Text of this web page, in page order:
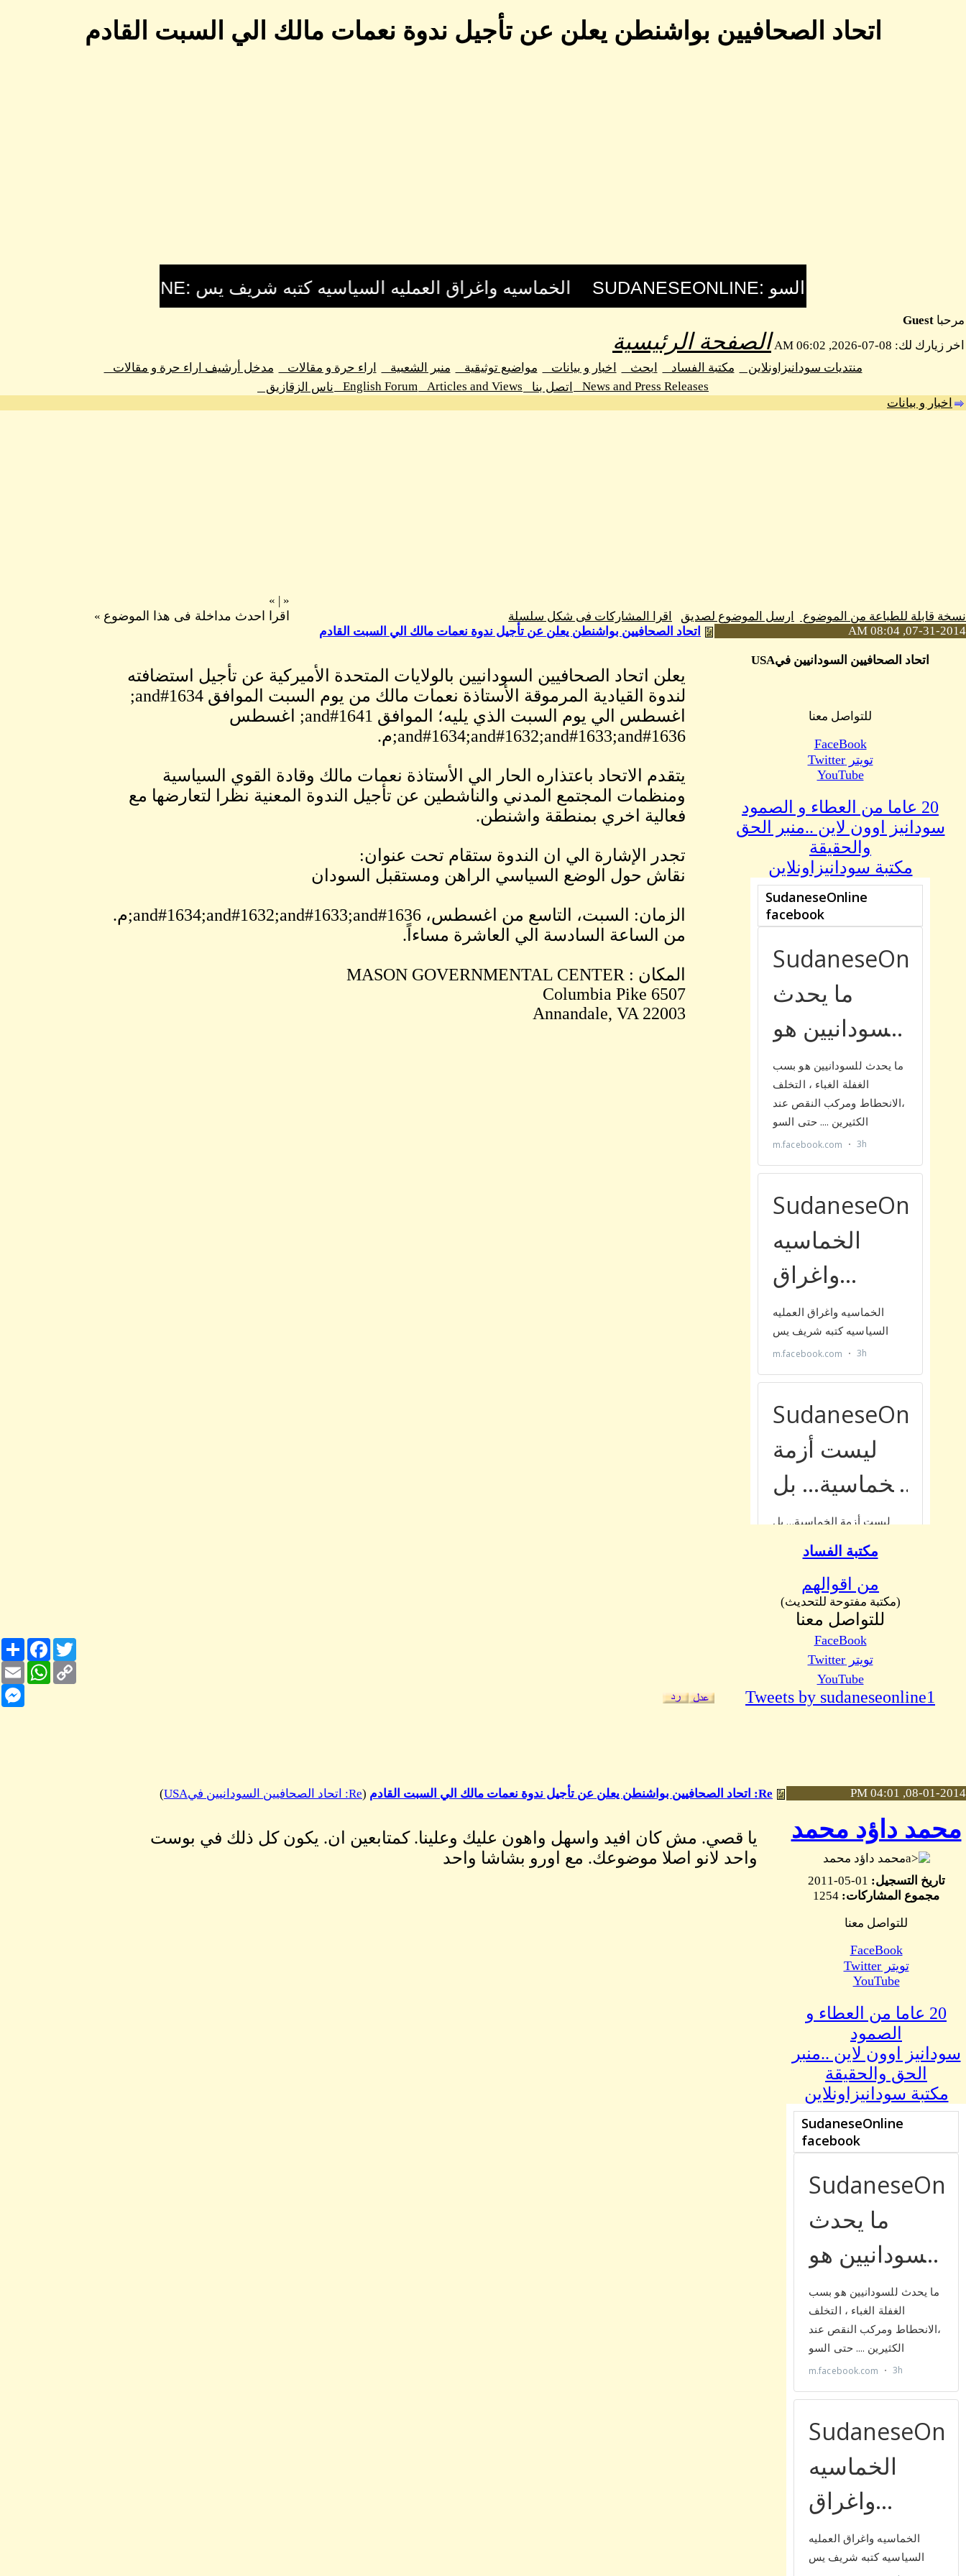
اتحاد الصحافيين بواشنطن يعلن عن تأجيل ندوة نعمات مالك الي السبت القادم
مرحبا Guest
اخر زيارك لك: 08-07-2026, 06:02 AM
الصفحة الرئيسية
منتديات سودانيزاونلاين مكتبة الفساد ابحث اخبار و بيانات مواضيع توثيقية منبر الشعبية اراء حرة و مقالات
مدخل أرشيف اراء حرة و مقالات
News and Press Releases
اتصل بنا Articles and Views
English Forum
ناس الزقازيق
اخبار و بيانات
نسخة قابلة للطباعة من الموضوع ارسل الموضوع لصديق اقرا المشاركات فى شكل سلسلة
«
|
»
اقرا احدث مداخلة فى هذا الموضوع »
07-31-2014, 08:04 AM
اتحاد الصحافيين السودانيين فيUSA
للتواصل معنا
FaceBook
تويتر Twitter
YouTube
20 عاما من العطاء و الصمود
سودانيز اوون لاين ..منبر الحق
والحقيقة
مكتبة سودانيزاونلاين
مكتبة الفساد
من اقوالهم
(مكتبة مفتوحة للتحديث)
للتواصل معنا
FaceBook
تويتر Twitter
YouTube
Tweets by sudaneseonline1
اتحاد الصحافيين بواشنطن يعلن عن تأجيل ندوة نعمات مالك الي السبت القادم
يعلن اتحاد الصحافيين السودانيين بالولايات المتحدة الأميركية عن تأجيل استضافته
لندوة القيادية المرموقة الأستاذة نعمات مالك من يوم السبت الموافق and#1634;
اغسطس الي يوم السبت الذي يليه؛ الموافق and#1641; اغسطس
and#1634;and#1632;and#1633;and#1636;م.
يتقدم الاتحاد باعتذاره الحار الي الأستاذة نعمات مالك وقادة القوي السياسية
ومنظمات المجتمع المدني والناشطين عن تأجيل الندوة المعنية نظرا لتعارضها مع
فعالية اخري بمنطقة واشنطن.
تجدر الإشارة الي ان الندوة ستقام تحت عنوان:
نقاش حول الوضع السياسي الراهن ومستقبل السودان
الزمان: السبت، التاسع من اغسطس، and#1634;and#1632;and#1633;and#1636;م.
من الساعة السادسة الي العاشرة مساءاً.
المكان : MASON GOVERNMENTAL CENTER
6507 Columbia Pike
Annandale, VA 22003
FacebookTwitter
Copy
Link
08-01-2014, 04:01 PM
محمد داؤد محمد
محمد داؤد محمد
تاريخ التسجيل:
مجموع المشاركات:
للتواصل معنا
FaceBook
تويتر Twitter
YouTube
20 عاما من العطاء و
الصمود
سودانيز اوون لاين ..منبر
الحق والحقيقة
مكتبة سودانيزاونلاين
Re: اتحاد الصحافيين بواشنطن يعلن عن تأجيل ندوة نعمات مالك الي السبت القادم (Re: اتحاد الصحافيين السودانيين فيUSA )
يا قصي. مش كان افيد واسهل واهون عليك وعلينا. كمتابعين ان. يكون كل ذلك في بوست
واحد لانو اصلا موضوعك. مع اورو بشاشا واحد